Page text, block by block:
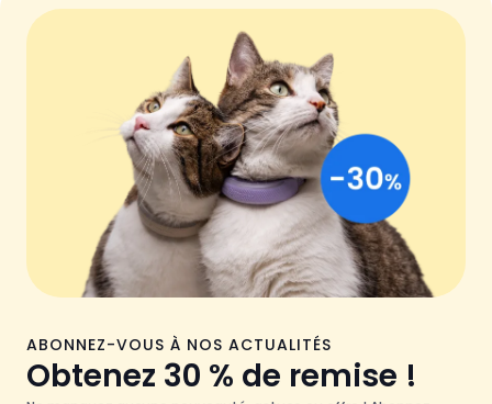
ABONNEZ-VOUS À NOS ACTUALITÉS
Obtenez 30 % de remise !